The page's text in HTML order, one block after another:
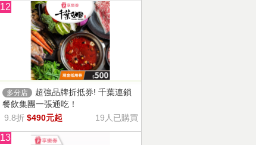
12
多分店
超強品牌折抵券! 千葉連鎖
餐飲集團一張通吃！
9.8折 $490元起 19人已購買
13